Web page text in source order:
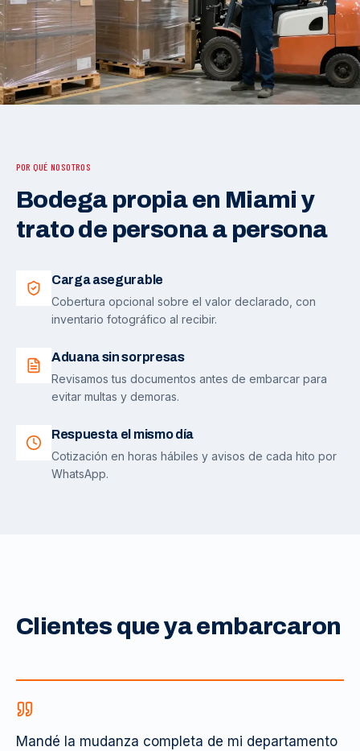
POR QUÉ NOSOTROS
Bodega propia en Miami y
trato de persona a persona
Carga asegurable
Cobertura opcional sobre el valor declarado, con
inventario fotográfico al recibir.
Aduana sin sorpresas
Revisamos tus documentos antes de embarcar para
evitar multas y demoras.
Respuesta el mismo día
Cotización en horas hábiles y avisos de cada hito por
WhatsApp.
Clientes que ya embarcaron
Mandé la mudanza completa de mi departamento